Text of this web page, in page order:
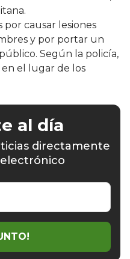
por causar lesiones
y por portar un
Según la policía,
el lugar de los
al día
directamente